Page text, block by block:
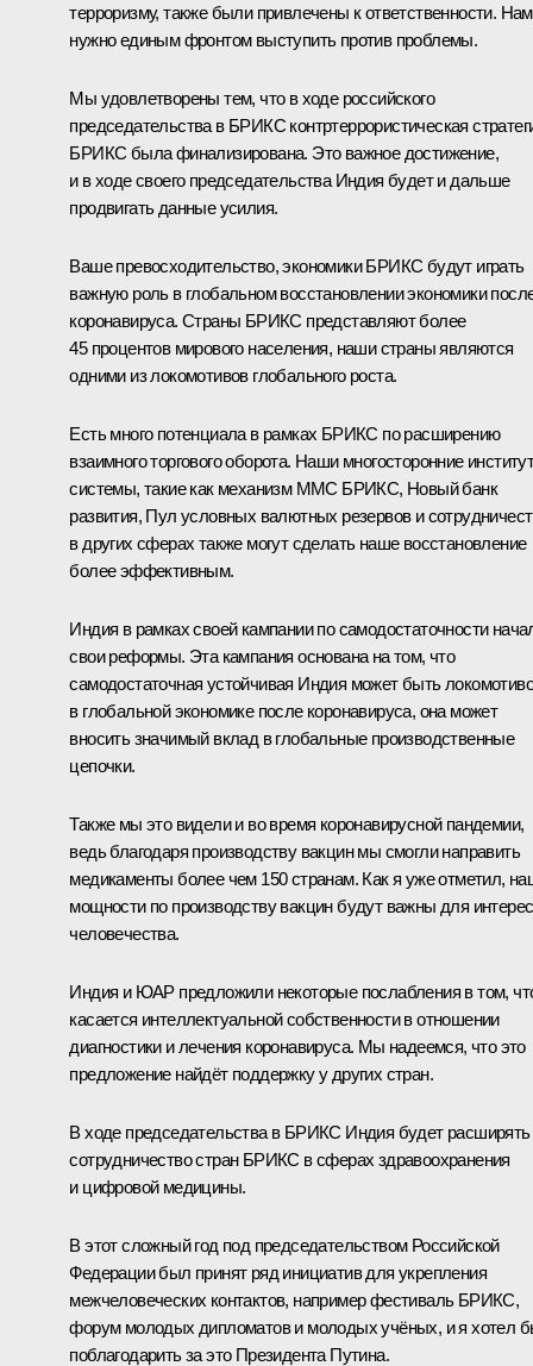
терроризму, также были привлечены к ответственности. Нам
нужно единым фронтом выступить против проблемы.
Мы удовлетворены тем, что в ходе российского
председательства в БРИКС контртеррористическая
БРИКС была финализирована. Это важное достижение,
и в ходе своего председательства Индия будет и дальше
продвигать данные усилия.
Ваше превосходительство, экономики БРИКС будут играть
важную роль в глобальном восстановлении экономики
коронавируса. Страны БРИКС представляют более
45 процентов мирового населения, наши страны являются
одними из локомотивов глобального роста.
Есть много потенциала в рамках БРИКС по расширению
взаимного торгового оборота. Наши многосторонние
системы, такие как механизм ММС БРИКС, Новый банк
развития, Пул условных валютных резервов и
в других сферах также могут сделать наше восстановление
более эффективным.
Индия в рамках своей кампании по самодостаточности
свои реформы. Эта кампания основана на том, что
самодостаточная устойчивая Индия может быть
в глобальной экономике после коронавируса, она может
вносить значимый вклад в глобальные производственные
цепочки.
Также мы это видели и во время коронавирусной пандемии,
ведь благодаря производству вакцин мы смогли направить
медикаменты более чем 150 странам. Как я уже отметил,
мощности по производству вакцин будут важны для
человечества.
Индия и ЮАР предложили некоторые послабления в том,
касается интеллектуальной собственности в отношении
диагностики и лечения коронавируса. Мы надеемся, что это
предложение найдёт поддержку у других стран.
В ходе председательства в БРИКС Индия будет расширять
сотрудничество стран БРИКС в сферах здравоохранения
и цифровой медицины.
В этот сложный год под председательством Российской
Федерации был принят ряд инициатив для укрепления
межчеловеческих контактов, например фестиваль БРИКС,
форум молодых дипломатов и молодых учёных, и я хотел
поблагодарить за это Президента Путина.